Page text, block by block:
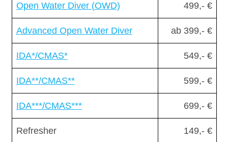
Open Water Diver (OWD) 499,- €
Advanced Open Water Diver ab 399,- €
IDA*/CMAS* 549,- €
IDA**/CMAS** 599,- €
IDA***/CMAS*** 699,- €
Refresher 149,- €